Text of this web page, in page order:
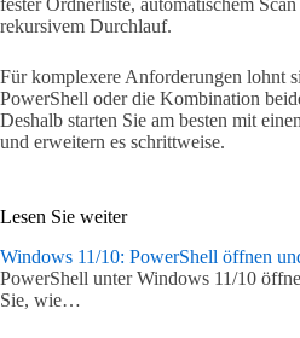
fester Ordnerliste, automatischem
rekursivem Durchlauf.
Für komplexere Anforderungen lohnt
PowerShell oder die Kombination
Deshalb starten Sie am besten mit
und erweitern es schrittweise.
Lesen Sie weiter
Windows 11/10: PowerShell öffnen
PowerShell unter Windows 11/10
Sie, wie…